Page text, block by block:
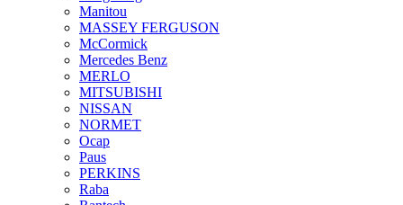
Manitou
MASSEY FERGUSON
McCormick
Mercedes Benz
MERLO
MITSUBISHI
NISSAN
NORMET
Ocap
Paus
PERKINS
Raba